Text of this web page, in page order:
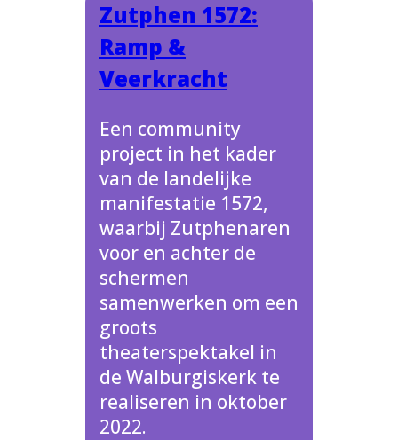
Zutphen 1572:
Ramp &
Veerkracht
Een community
project in het kader
van de landelijke
manifestatie 1572,
waarbij Zutphenaren
voor en achter de
schermen
samenwerken om een
groots
theaterspektakel in
de Walburgiskerk te
realiseren in oktober
2022.